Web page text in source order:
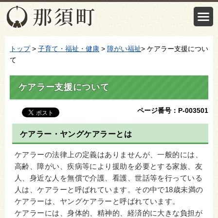
トップ> 子育て・福祉・健康 > 障がい福祉> ケアラー支援につい
て
ケアラー支援について
ページ番号：P-003501
ケアラー・ヤングケアラーとは
ケアラーの法律上の定義はありませんが、一般的には、
高齢、障がい、疾病等により援助を必要とする家族、友
人、身近な人を無償で介護、看護、世話等を行っている
人は、ケアラーと呼ばれています。その中で18歳未満の
ケアラーは、ヤングケアラーと呼ばれています。
ケアラーには、身体的、精神的、経済的に大きな負担が